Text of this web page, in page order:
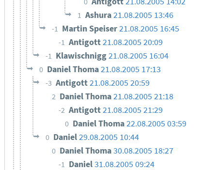
1 Ashura21.08.2005 13:46
-1 Martin Speiser21.08.2005 16:45
-1 Antigott21.08.2005 20:09
-1 Klawischnigg21.08.2005 16:04
0 Daniel Thoma21.08.2005 17:13
-3 Antigott21.08.2005 20:59
2 Daniel Thoma21.08.2005 21:18
-2 Antigott21.08.2005 21:29
0 Daniel Thoma22.08.2005 03:59
0 Daniel29.08.2005 10:44
0 Daniel Thoma30.08.2005 18:27
-1 Daniel31.08.2005 09:24